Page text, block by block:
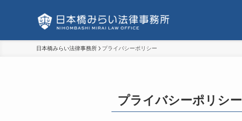
日本橋みらい法律事務所 プライバシーポリシー
プライバシーポリシー